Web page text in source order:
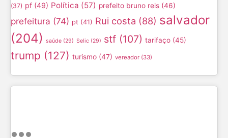
(37) pf (49) Política (57) prefeito bruno reis (46)
prefeitura (74) pt (41) Rui costa (88) salvador
(204) saúde (29) Selic (29) stf (107) tarifaço (45)
trump (127) turismo (47) vereador (33)